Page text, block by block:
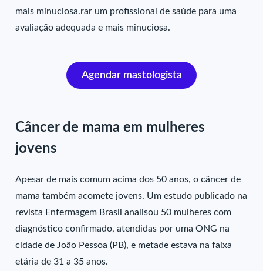
mais minuciosa.rar um profissional de saúde para uma
avaliação adequada e mais minuciosa.
Agendar mastologista
Câncer de mama em mulheres
jovens
Apesar de mais comum acima dos 50 anos, o câncer de
mama também acomete jovens. Um estudo publicado na
revista Enfermagem Brasil analisou 50 mulheres com
diagnóstico confirmado, atendidas por uma ONG na
cidade de João Pessoa (PB), e metade estava na faixa
etária de 31 a 35 anos.